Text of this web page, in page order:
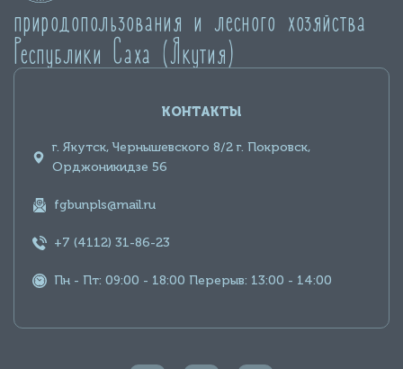
природопользования и лесного хозяйства
Республики Саха (Якутия)
КОНТАКТЫ
г. Якутск, Чернышевского 8/2 г. Покровск,
Орджоникидзе 56
fgbunpls@mail.ru
+7 (4112) 31-86-23
Пн - Пт: 09:00 - 18:00 Перерыв: 13:00 - 14:00